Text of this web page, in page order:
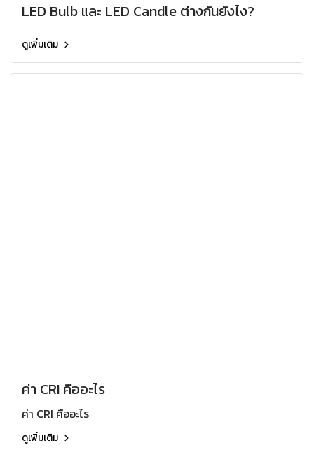
LED Bulb และ LED Candle ต่างกันยังไง?
ดูเพิ่มเติม
ค่า CRI คืออะไร
ค่า CRI คืออะไร
ดูเพิ่มเติม